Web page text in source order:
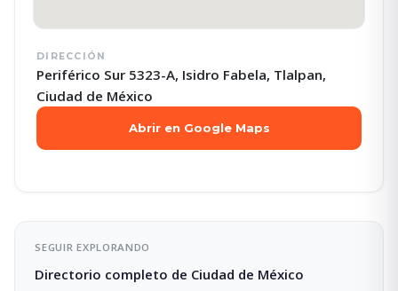
DIRECCIÓN
Periférico Sur 5323-A, Isidro Fabela, Tlalpan,
Ciudad de México
Abrir en Google Maps
SEGUIR EXPLORANDO
Directorio completo de Ciudad de México